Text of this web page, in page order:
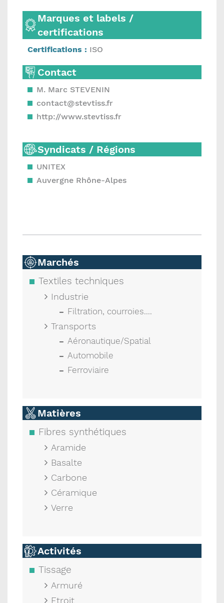
Marques et labels /
certifications
Certifications : ISO
Contact
M. Marc STEVENIN
contact@stevtiss.fr
http://www.stevtiss.fr
Syndicats / Régions
UNITEX
Auvergne Rhône-Alpes
Marchés
Textiles techniques
Industrie
Filtration, courroies....
Transports
Aéronautique/Spatial
Automobile
Ferroviaire
Matières
Fibres synthétiques
Aramide
Basalte
Carbone
Céramique
Verre
Activités
Tissage
Armuré
Etroit